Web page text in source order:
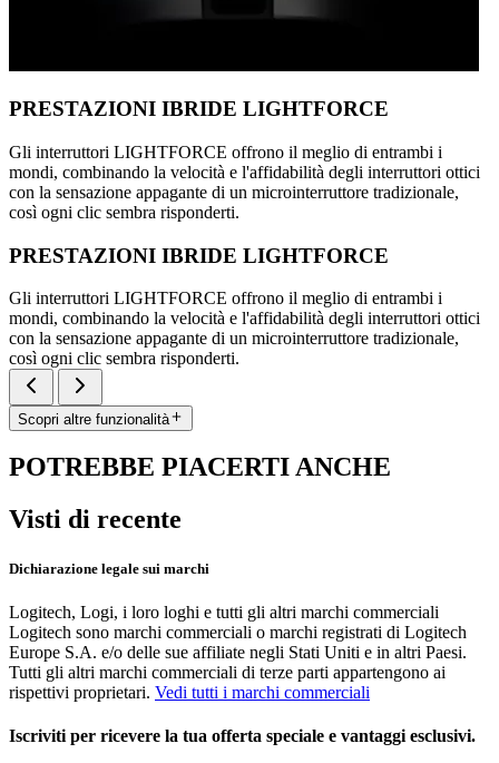
PRESTAZIONI IBRIDE LIGHTFORCE
Gli interruttori LIGHTFORCE offrono il meglio di entrambi i
mondi, combinando la velocità e l'affidabilità degli interruttori ottici
con la sensazione appagante di un microinterruttore tradizionale,
così ogni clic sembra risponderti.
PRESTAZIONI IBRIDE LIGHTFORCE
Gli interruttori LIGHTFORCE offrono il meglio di entrambi i
mondi, combinando la velocità e l'affidabilità degli interruttori ottici
con la sensazione appagante di un microinterruttore tradizionale,
così ogni clic sembra risponderti.
Scopri altre funzionalità
POTREBBE PIACERTI ANCHE
Visti di recente
Dichiarazione legale sui marchi
Logitech, Logi, i loro loghi e tutti gli altri marchi commerciali
Logitech sono marchi commerciali o marchi registrati di Logitech
Europe S.A. e/o delle sue affiliate negli Stati Uniti e in altri Paesi.
Tutti gli altri marchi commerciali di terze parti appartengono ai
rispettivi proprietari. Vedi tutti i marchi commerciali
Iscriviti per ricevere la tua offerta speciale e vantaggi esclusivi.